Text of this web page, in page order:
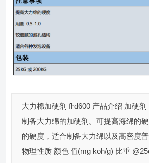
大力棉加硬剂 fhd600 产品介绍 加硬剂
制备大力绵的加硬剂。可提高海绵的
的硬度，适合制备大力绵以及高密度
物理性质 颜色 值(mg koh/g) 比重